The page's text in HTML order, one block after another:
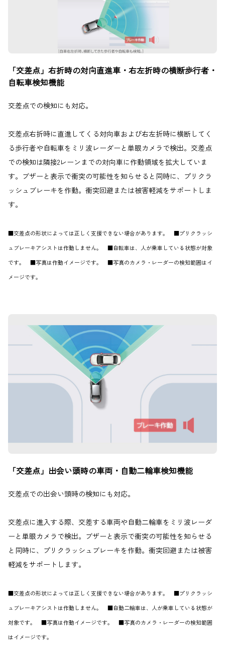
「交差点」右折時の対向直進車・右左折時の横断歩行者・
自転車検知機能
交差点での検知にも対応。
交差点右折時に直進してくる対向車および右左折時に横断してく
る歩行者や自転車をミリ波レーダーと単眼カメラで検出。交差点
での検知は隣接2レーンまでの対向車に作動領域を拡大していま
す。ブザーと表示で衝突の可能性を知らせると同時に、プリクラ
ッシュブレーキを作動。衝突回避または被害軽減をサポートしま
す。
■交差点の形状によっては正しく支援できない場合があります。 ■プリクラッシ
ュブレーキアシストは作動しません。 ■自転車は、人が乗車している状態が対象
です。 ■写真は作動イメージです。 ■写真のカメラ・レーダーの検知範囲はイ
メージです。
「交差点」出会い頭時の車両・自動二輪車検知機能
交差点での出会い頭時の検知にも対応。
交差点に進入する際、交差する車両や自動二輪車をミリ波レーダ
ーと単眼カメラで検出。ブザーと表示で衝突の可能性を知らせる
と同時に、プリクラッシュブレーキを作動。衝突回避または被害
軽減をサポートします。
■交差点の形状によっては正しく支援できない場合があります。 ■プリクラッシ
ュブレーキアシストは作動しません。 ■自動二輪車は、人が乗車している状態が
対象です。 ■写真は作動イメージです。 ■写真のカメラ・レーダーの検知範囲
はイメージです。